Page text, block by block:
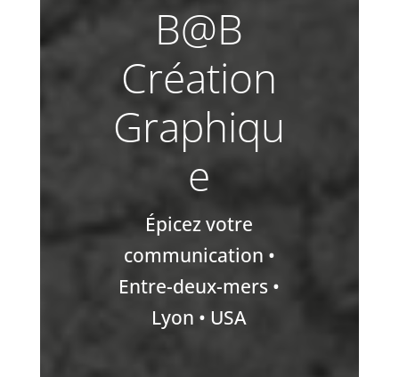
B@B
Création
Graphiqu
e
Épicez votre
communication •
Entre-deux-mers •
Lyon • USA